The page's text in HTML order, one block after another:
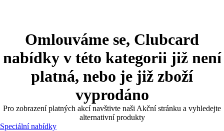
Omlouváme se, Clubcard
nabídky v této kategorii již není
platná, nebo je již zboží
vyprodáno
Pro zobrazení platných akcí navštivte naši Akční stránku a vyhledejte
alternativní produkty
Speciální nabídky